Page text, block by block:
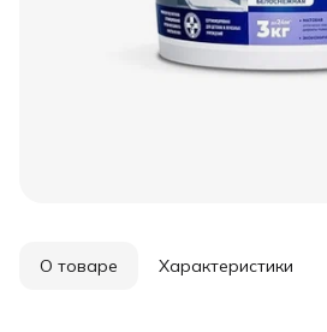
О товаре Характеристики